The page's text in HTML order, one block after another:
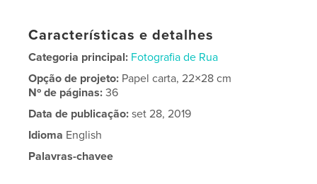
Características e detalhes
Categoria principal: Fotografia de Rua
Opção de projeto: Papel carta, 22×28 cm
Nº de páginas:36
Data de publicação: set 28, 2019
Idioma English
Palavras-chavee